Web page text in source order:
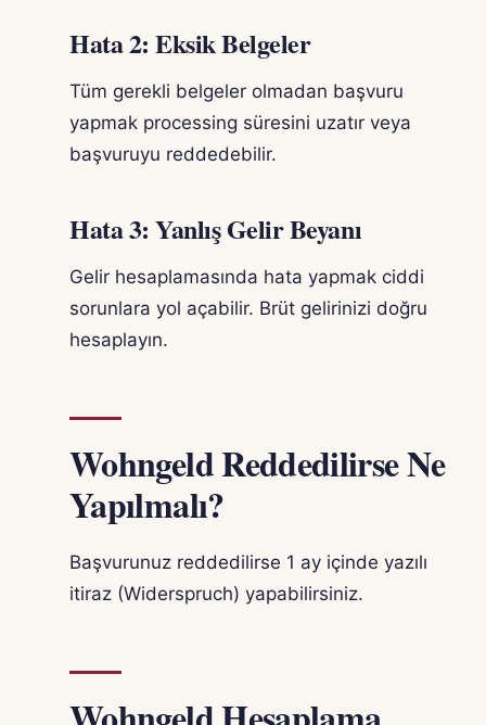
Hata 2: Eksik Belgeler
Tüm gerekli belgeler olmadan başvuru
yapmak processing süresini uzatır veya
başvuruyu reddedebilir.
Hata 3: Yanlış Gelir Beyanı
Gelir hesaplamasında hata yapmak ciddi
sorunlara yol açabilir. Brüt gelirinizi doğru
hesaplayın.
Wohngeld Reddedilirse Ne
Yapılmalı?
Başvurunuz reddedilirse 1 ay içinde yazılı
itiraz (Widerspruch) yapabilirsiniz.